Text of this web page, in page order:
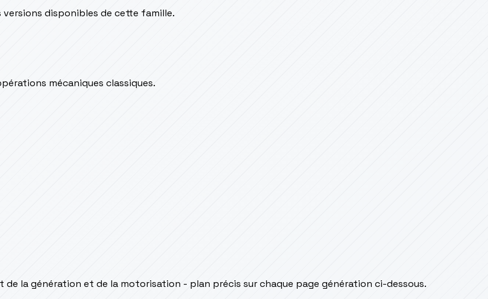
disponibles de cette famille.
mécaniques classiques.
de la génération et de la motorisation - plan précis sur chaque page génération ci-dessous.